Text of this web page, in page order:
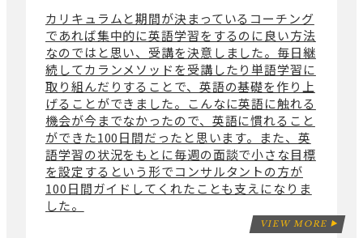
カリキュラムと期間が決まっているコーチング
であれば集中的に英語学習をするのに良い方法
なのではと思い、受講を決意しました。毎日継
続してカランメソッドを受講したり単語学習に
取り組んだりすることで、英語の基礎を作り上
げることができました。こんなに英語に触れる
機会が今までなかったので、英語に慣れること
ができた100日間だったと思います。また、英
語学習の状況をもとに毎週の面談で小さな目標
を設定するという形でコンサルタントの方が
100日間ガイドしてくれたことも支えになりま
した。
VIEW MORE